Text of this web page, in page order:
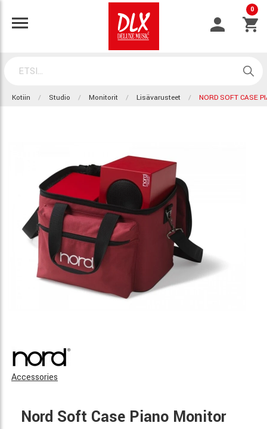
0
Kotiin Studio Monitorit Lisävarusteet NORD SOFT CASE
Accessories
Nord Soft Case Piano Monitor